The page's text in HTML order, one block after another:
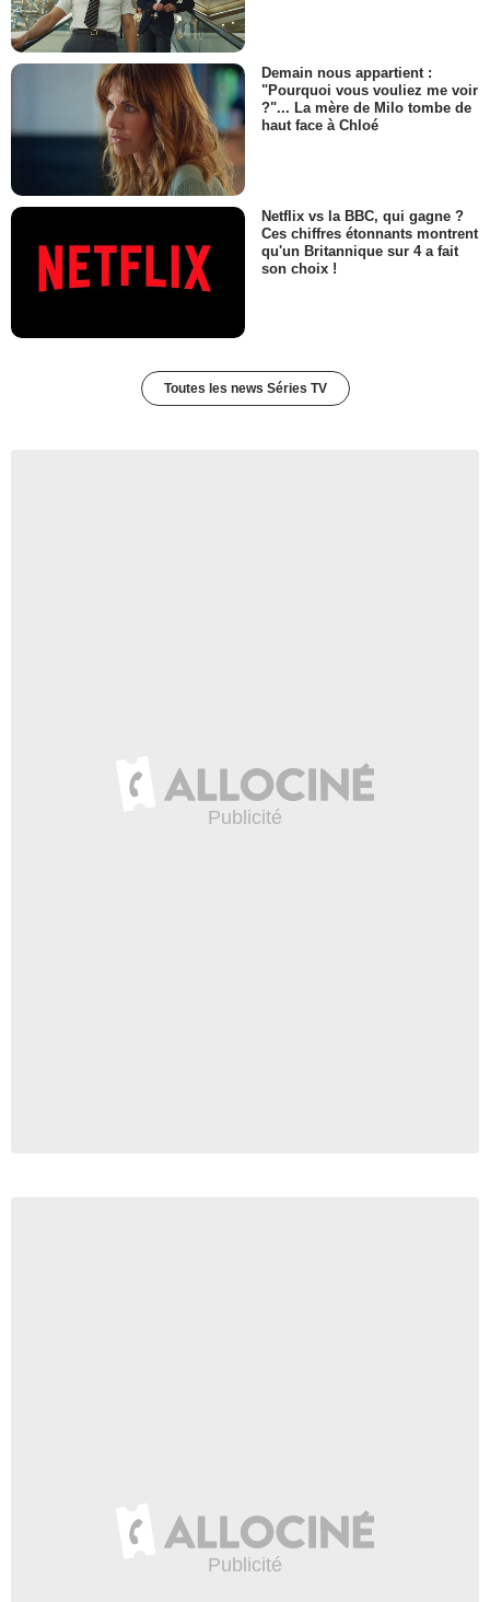
Demain nous appartient :
"Pourquoi vous vouliez me voir
?"... La mère de Milo tombe de
haut face à Chloé
Netflix vs la BBC, qui gagne ?
Ces chiffres étonnants montrent
qu'un Britannique sur 4 a fait
son choix !
Toutes les news Séries TV